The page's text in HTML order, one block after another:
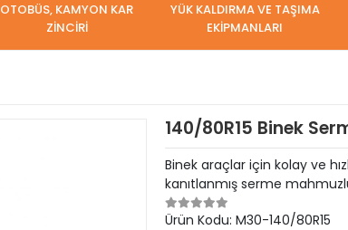
OTOBÜS, KAMYON KAR
ZİNCİRİ
YÜK KALDIRMA VE TAŞIMA
EKİPMANLARI
140/80R15 Binek
Binek araçlar için kolay ve
kanıtlanmış serme
Ürün Kodu: M30-140/80R15